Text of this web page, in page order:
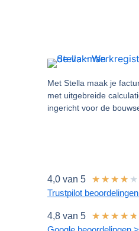
Met Stella maak je
met uitgebreide
ingericht voor de
4,0 van 5 ★ ★ ★ ★ ★
Trustpilot
4,8 van 5 ★ ★ ★ ★ ★